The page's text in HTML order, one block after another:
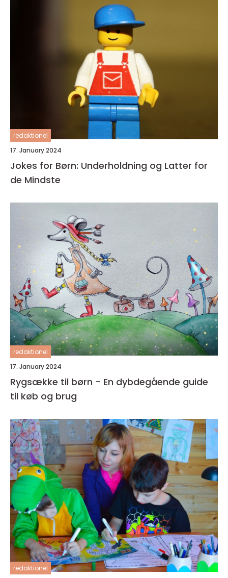
redaktionel
17. January 2024
Jokes for Børn: Underholdning og Latter for
de Mindste
redaktionel
17. January 2024
Rygsække til børn - En dybdegående guide
til køb og brug
redaktionel